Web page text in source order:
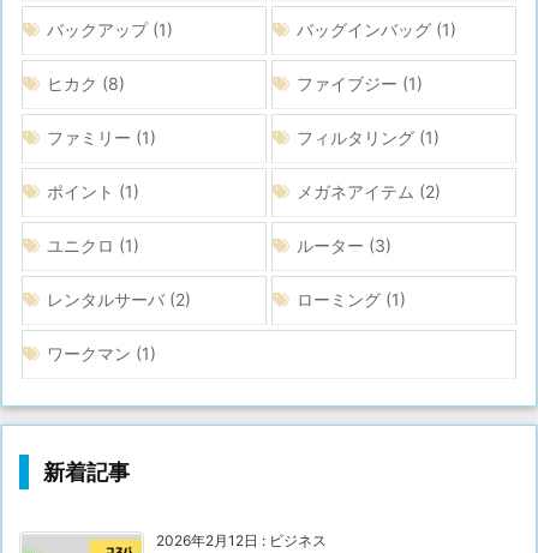
バックアップ(1) バッグインバッグ (1)
ヒカク (8) ファイブジー (1)
ファミリー (1) フィルタリング (1)
ポイント (1) メガネアイテム (2)
ユニクロ (1) ルーター (3)
レンタルサーバ (2) ローミング (1)
ワークマン (1)
新着記事
2026年2月12日 : ビジネス